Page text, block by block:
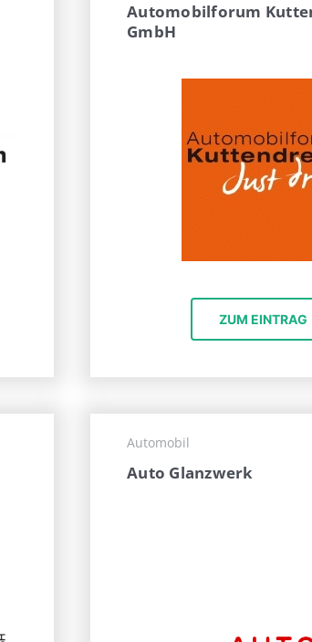
Automobilforum
GmbH
ZUM EINTRAG
Automobil
Auto Glanzwerk